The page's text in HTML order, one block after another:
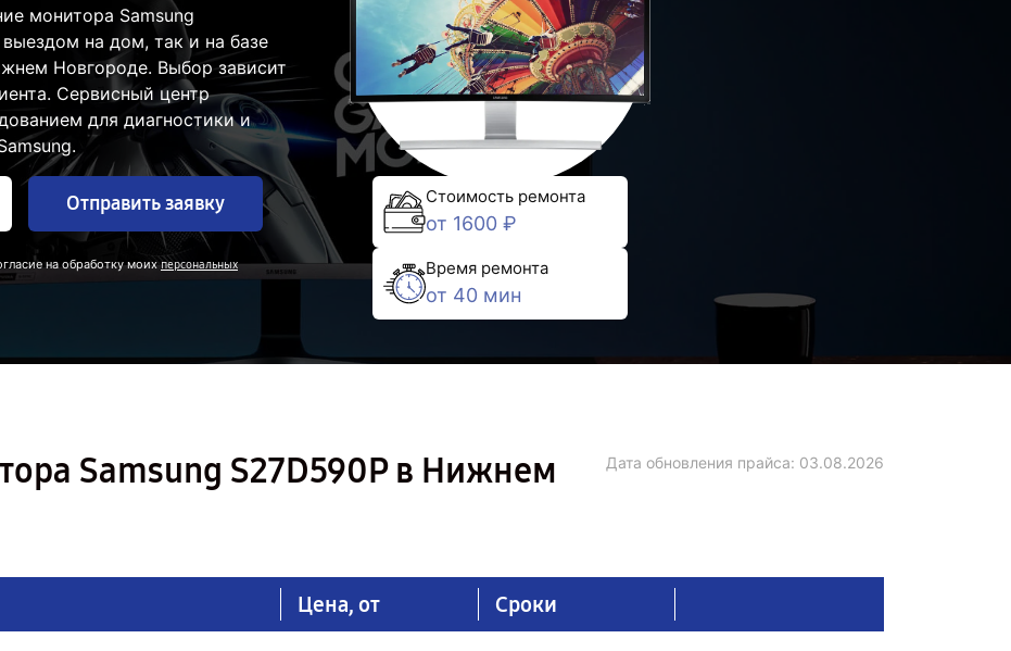
монитора Samsung
на дом, так и на базе
Новгороде. Выбор зависит
Сервисный центр
для диагностики и
Отправить заявку
на обработку моихперсональных
Стоимость ремонта
от 1600 ₽
Время ремонта
от 40 мин
Samsung S27D590P в Нижнем
Дата обновления прайса: 03.08.2026
Цена, от Сроки